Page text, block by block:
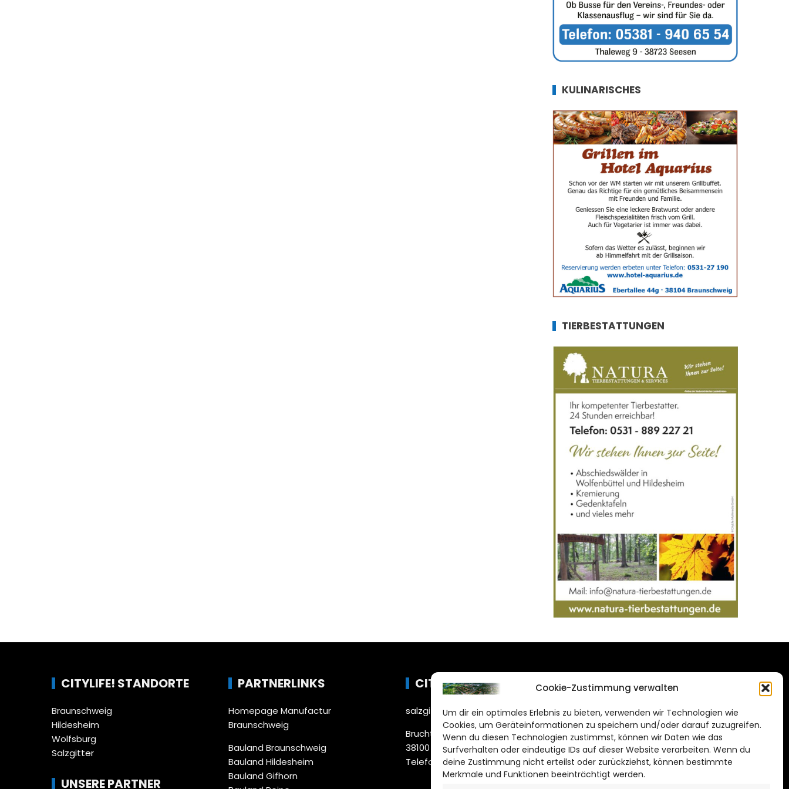
Cookie-Zustimmung verwalten
Um dir ein optimales Erlebnis zu bieten, verwenden wir Technologien wie
Cookies, um Geräteinformationen zu speichern und/oder darauf zuzugreifen.
Wenn du diesen Technologien zustimmst, können wir Daten wie das
Surfverhalten oder eindeutige IDs auf dieser Website verarbeiten. Wenn du
deine Zustimmung nicht erteilst oder zurückziehst, können bestimmte
Merkmale und Funktionen beeinträchtigt werden.
KULINARISCHES
TIERBESTATTUNGEN
CITYLIFE! STANDORTE
Braunschweig
Hildesheim
Wolfsburg
Salzgitter
UNSERE PARTNER
PARTNERLINKS
Homepage Manufactur
Braunschweig
Bauland Braunschweig
Bauland Hildesheim
Bauland Gifhorn
CITYLIFE!
salzgitter@citylifemedien.de
Bruchtorwall 12
38100 Braunschweig
Telefon: 0531 387220 – 65
DAS STADTMAGAZIN
FÜR SALZGITTER
Impressum
Datenschutzerklärung
Cookie Richtlinie
CITYLIFE! BEI FACEBOOK